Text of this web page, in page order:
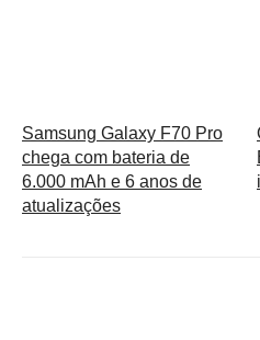
Samsung Galaxy F70 Pro
chega com bateria de
6.000 mAh e 6 anos de
atualizações